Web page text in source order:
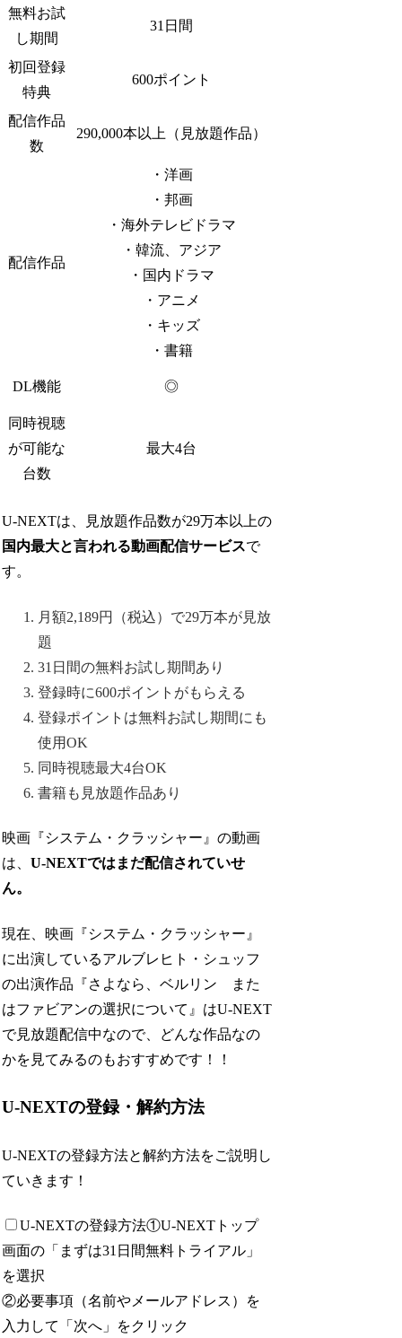
無料お試
し期間
31日間
初回登録
特典
600ポイント
配信作品
数
290,000本以上（見放題作品）
配信作品
・洋画
・邦画
・海外テレビドラマ
・韓流、アジア
・国内ドラマ
・アニメ
・キッズ
・書籍
DL機能 ◎
同時視聴
が可能な
台数
最大4台
U-NEXTは、見放題作品数が29万本以上の
国内最大と言われる動画配信サービスで
す。
月額2,189円（税込）で29万本が見放
題
31日間の無料お試し期間あり
登録時に600ポイントがもらえる
登録ポイントは無料お試し期間にも
使用OK
同時視聴最大4台OK
書籍も見放題作品あり
映画『システム・クラッシャー』の動画
は、U-NEXTではまだ配信されていせ
ん。
現在、映画『システム・クラッシャー』
に出演しているアルブレヒト・シュッフ
の出演作品『さよなら、ベルリン また
はファビアンの選択について』はU-NEXT
で見放題配信中なので、どんな作品なの
かを見てみるのもおすすめです！！
U-NEXTの登録・解約方法
U-NEXTの登録方法と解約方法をご説明し
ていきます！
U-NEXTの登録方法①U-NEXTトップ
画面の「まずは31日間無料トライアル」
を選択
②必要事項（名前やメールアドレス）を
入力して「次へ」をクリック